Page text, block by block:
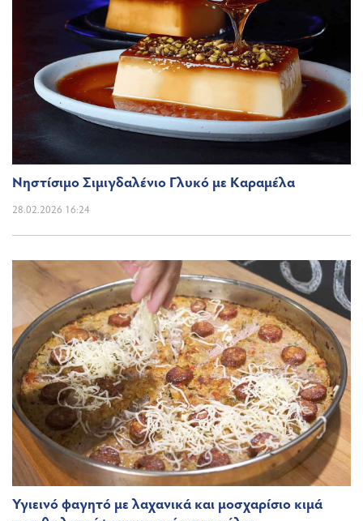
Νηστίσιμο Σιμιγδαλένιο Γλυκό με Καραμέλα
28.02.2026 16:24
Υγιεινό φαγητό με λαχανικά και μοσχαρίσιο κιμά